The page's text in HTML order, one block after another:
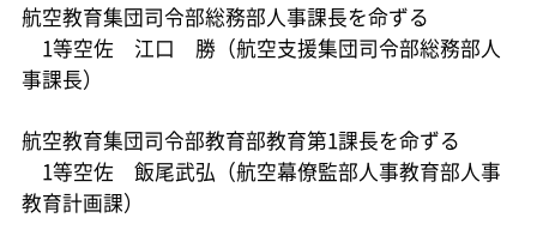
航空教育集団司令部総務部人事課長を命ずる
1等空佐 江口 勝（航空支援集団司令部総務部人
事課長）
航空教育集団司令部教育部教育第1課長を命ずる
1等空佐 飯尾武弘（航空幕僚監部人事教育部人事
教育計画課）